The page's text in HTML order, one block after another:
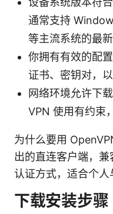
通常支持
等主流系统的最新
你拥有有效的配
证书、密钥对，
网络环境允许下
VPN 使用有约束
为什么要用
出的直连客户端，
认证方式，适合个人
下载安装步骤